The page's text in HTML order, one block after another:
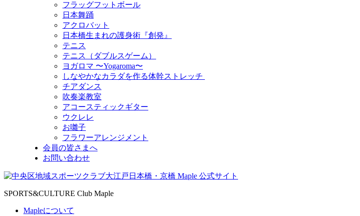
フラッグフットボール
日本舞踊
アクロバット
日本橋生まれの護身術『創発』
テニス
テニス（ダブルスゲーム）
ヨガロマ 〜Yogaroma〜
しなやかなカラダを作る体幹ストレッチ
チアダンス
吹奏楽教室
アコースティックギター
ウクレレ
お囃子
フラワーアレンジメント
会員の皆さまへ
お問い合わせ
SPORTS&CULTURE Club Maple
Mapleについて